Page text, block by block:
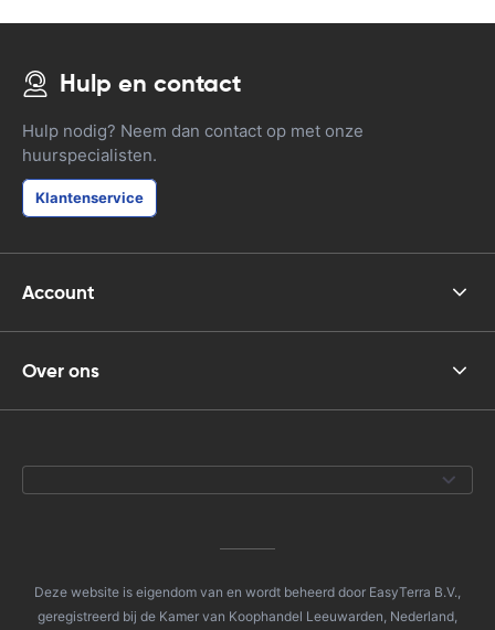
Hulp en contact
Hulp nodig? Neem dan contact op met onze
huurspecialisten.
Klantenservice
Account
Over ons
Deze website is eigendom van en wordt beheerd door EasyTerra B.V.,
geregistreerd bij de Kamer van Koophandel Leeuwarden, Nederland,